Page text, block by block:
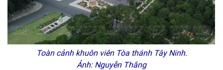
Toàn cảnh khuôn viên Tòa thánh Tây Ninh.
Ảnh: Nguyễn Thắng